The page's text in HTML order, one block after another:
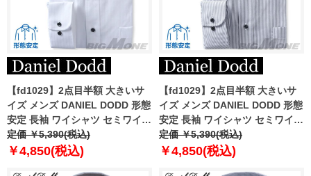
【fd1029】2点目半額 大きいサ
イズ メンズ DANIEL DODD 形態
安定 長袖 ワイシャツ セミワイド
カラー eadn87-71
定価 ￥5,390(税込)
￥4,850(税込)
【fd1029】2点目半額 大きいサ
イズ メンズ DANIEL DODD 形態
安定 長袖 ワイシャツ セミワイド
カラー eadn87-78
定価 ￥5,390(税込)
￥4,850(税込)